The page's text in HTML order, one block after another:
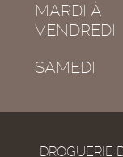
MARDI À
VENDREDI
SAMEDI
DROGUERIE